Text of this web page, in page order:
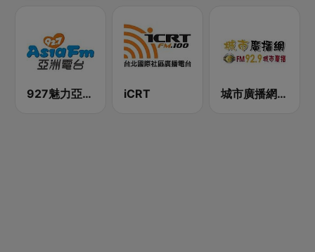
927魅力亞洲 Asia FM 亞洲電台 iCRT 城市廣播網 FM 92.9 城市廣播